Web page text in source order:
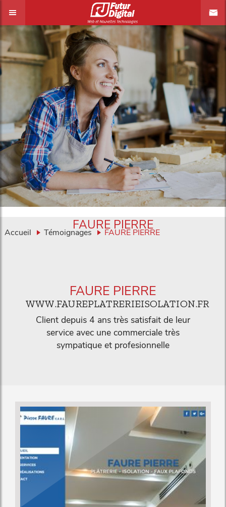
Accueil Témoignages FAURE PIERRE
FAURE PIERRE
FAURE PIERRE
WWW.FAUREPLATRERIEISOLATION.FR
Client depuis 4 ans très satisfait de leur
service avec une commerciale très
sympatique et profesionnelle